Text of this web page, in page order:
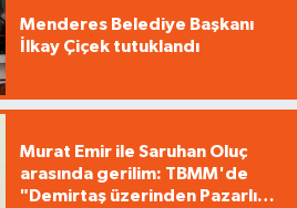
Menderes Belediye Başkanı
İlkay Çiçek tutuklandı
Murat Emir ile Saruhan Oluç
arasında gerilim: TBMM'de
"Demirtaş üzerinden Pazarlık